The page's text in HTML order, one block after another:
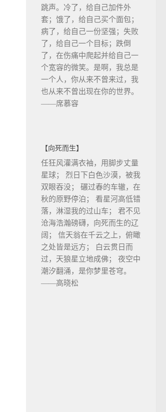
跳声。冷了，给自己加件外
套；饿了，给自己买个面包；
病了，给自己一份坚强；失败
了，给自己一个目标；跌倒
了，在伤痛中爬起并给自己一
个宽容的微笑。是啊，我总是
一个人，你从来不曾来过，我
也从来不曾出现在你的世界。
——席慕容
【向死而生】
任狂风灌满衣袖，用脚步丈量
星球； 烈日下白色沙漠，被我
双眼吞没； 碾过春的车辙，在
秋的原野停泊； 看星河高低错
落，淋湿我的过山车； 君不见
沧海浩瀚磅礴，向死而生的辽
阔； 信天翁在千云之上，俯瞰
之处皆是远方； 白云贯日而
过，天狼星立地成佛； 夜空中
潮汐翻涌，是你梦里苍穹。
——高晓松